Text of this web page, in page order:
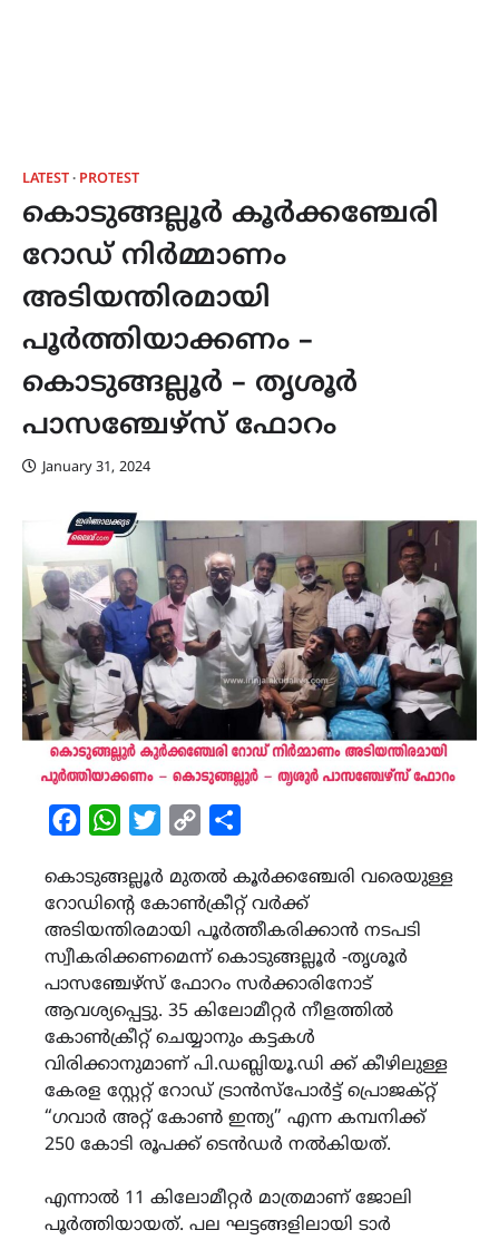
LATEST PROTEST
കൊടുങ്ങല്ലൂർ കൂർക്കഞ്ചേരി
റോഡ് നിർമ്മാണം
അടിയന്തിരമായി
പൂർത്തിയാക്കണം –
കൊടുങ്ങല്ലൂർ – തൃശൂർ
പാസഞ്ചേഴ്സ് ഫോറം
January 31, 2024
FacebookWhatsAppTwitterCopy
കൊടുങ്ങല്ലൂർ മുതൽ കൂർക്കഞ്ചേരി വരെയുള്ള
റോഡിന്റെ കോൺക്രീറ്റ് വർക്ക്
അടിയന്തിരമായി പൂർത്തീകരിക്കാൻ നടപടി
സ്വീകരിക്കണമെന്ന് കൊടുങ്ങല്ലൂർ -തൃശൂർ
പാസഞ്ചേഴ്സ് ഫോറം സർക്കാരിനോട്
ആവശ്യപ്പെട്ടു. 35 കിലോമീറ്റർ നീളത്തിൽ
കോൺക്രീറ്റ് ചെയ്യാനും കട്ടകൾ
വിരിക്കാനുമാണ് പി.ഡബ്ലിയൂ.ഡി ക്ക്‌ കീഴിലുള്ള
കേരള സ്റ്റേറ്റ് റോഡ് ട്രാൻസ്പോർട്ട് പ്രൊജക്റ്റ്
“ഗവാർ അറ്റ് കോൺ ഇന്ത്യ” എന്ന കമ്പനിക്ക്‌
250 കോടി രൂപക്ക് ടെൻഡർ നൽകിയത്.
എന്നാൽ 11 കിലോമീറ്റർ മാത്രമാണ് ജോലി
പൂർത്തിയായത്. പല ഘട്ടങ്ങളിലായി ടാർ